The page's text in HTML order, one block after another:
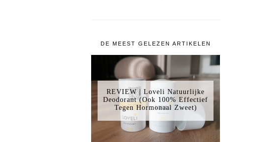
DE MEEST GELEZEN ARTIKELEN
REVIEW | Loveli Natuurlijke
Deodorant (Ook 100% Effectief
Tegen Hormonaal Zweet)